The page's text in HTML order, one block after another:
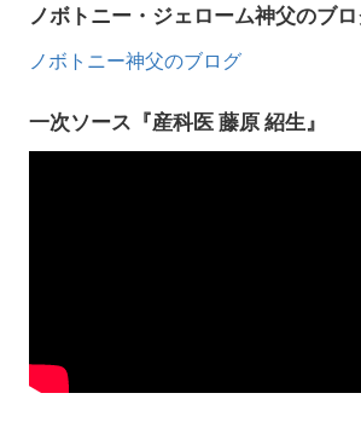
ノボトニー・ジェローム神父のブ
ノボトニー神父のブログ
一次ソース『産科医 藤原 紹生』